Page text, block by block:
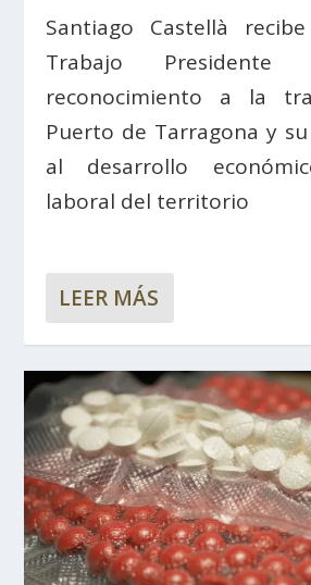
Santiago Castellà
Trabajo Presidente
reconocimiento a la
Puerto de Tarragona y
al desarrollo
laboral del territorio
LEER MÁS